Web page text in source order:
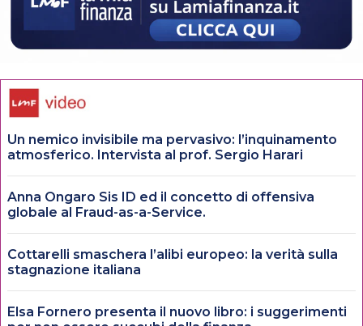
Un nemico invisibile ma pervasivo: l’inquinamento
atmosferico. Intervista al prof. Sergio Harari
Anna Ongaro Sis ID ed il concetto di offensiva
globale al Fraud-as-a-Service.
Cottarelli smaschera l’alibi europeo: la verità sulla
stagnazione italiana
Elsa Fornero presenta il nuovo libro: i suggerimenti